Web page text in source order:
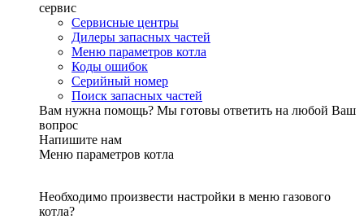
сервис
Сервисные центры
Дилеры запасных частей
Меню параметров котла
Коды ошибок
Серийный номер
Поиск запасных частей
Вам нужна помощь? Мы готовы ответить на любой Ваш
вопрос
Напишите нам
Меню параметров котла
Необходимо произвести настройки в меню газового
котла?